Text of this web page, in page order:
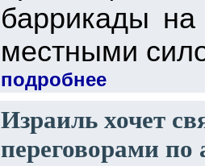
баррикады на
местными
подробнее
Израиль хочет
переговорами